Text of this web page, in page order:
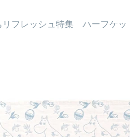
リフレッシュ特集 ハーフケッ